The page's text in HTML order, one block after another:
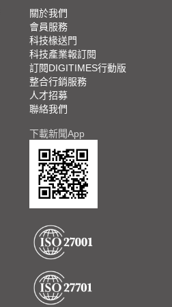
關於我們
會員服務
科技椽送門
科技產業報訂閱
訂閱DIGITIMES行動版
整合行銷服務
人才招募
聯絡我們
下載新聞App